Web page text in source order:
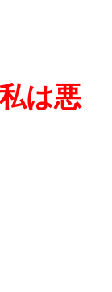
は悪